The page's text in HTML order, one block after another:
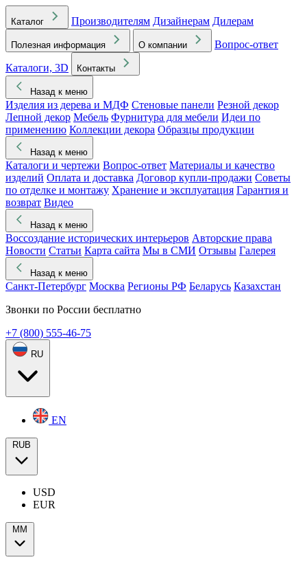
Каталог Производителям Дизайнерам Дилерам
Полезная информация О компании
Вопрос-ответ
Каталоги, 3D
Контакты
Назад к меню
Изделия из дерева и МДФ Стеновые панели Резной декор
Лепной декор Мебель Фурнитура для мебели Идеи по
применению Коллекции декора Образцы продукции
Назад к меню
Каталоги и чертежи Вопрос-ответ Материалы и качество
изделий Оплата и доставка Договор купли-продажи Советы
по отделке и монтажу Хранение и эксплуатация Гарантия и
возврат Видео
Назад к меню
Воссоздание исторических интерьеров Авторские права
Новости Статьи Карта сайта Мы в СМИ Отзывы Галерея
Назад к меню
Санкт-Петербург Москва Регионы РФ Беларусь Казахстан
Звонки по России бесплатно
+7 (800) 555-46-75
RU
EN
RUB
USD
EUR
ММ